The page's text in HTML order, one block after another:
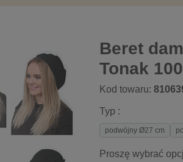
Beret
Tonak
Kod towaru:
Typ :
podwójny Ø27 cm
Proszę wybrać